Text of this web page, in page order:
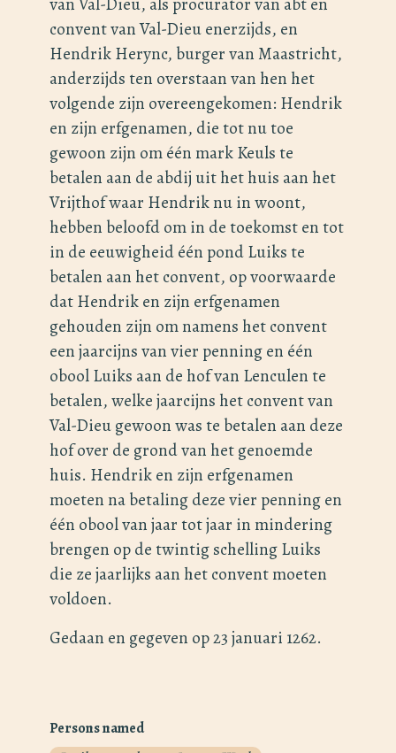
convent van Val-Dieu enerzijds, en
Hendrik Herync, burger van Maastricht,
anderzijds ten overstaan van hen het
volgende zijn overeengekomen: Hendrik
en zijn erfgenamen, die tot nu toe
gewoon zijn om één mark Keuls te
betalen aan de abdij uit het huis aan het
Vrijthof waar Hendrik nu in woont,
hebben beloofd om in de toekomst en tot
in de eeuwigheid één pond Luiks te
betalen aan het convent, op voorwaarde
dat Hendrik en zijn erfgenamen
gehouden zijn om namens het convent
een jaarcijns van vier penning en één
obool Luiks aan de hof van Lenculen te
betalen, welke jaarcijns het convent van
Val-Dieu gewoon was te betalen aan deze
hof over de grond van het genoemde
huis. Hendrik en zijn erfgenamen
moeten na betaling deze vier penning en
één obool van jaar tot jaar in mindering
brengen op de twintig schelling Luiks
die ze jaarlijks aan het convent moeten
voldoen.
Gedaan en gegeven op 23 januari 1262.
Persons named